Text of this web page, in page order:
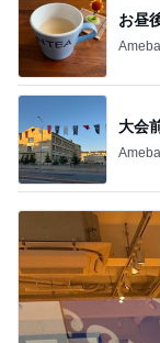
お昼
大会